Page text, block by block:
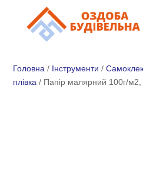
⚡
Головна / Інструменти /
плівка / Папір малярний 100г/